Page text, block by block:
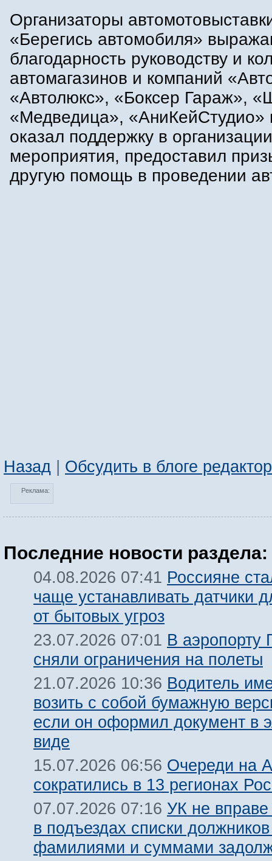
Организаторы
«Берегись автомобиля»
благодарность руководству и
автомагазинов и компаний
«Автолюкс», «Боксер Гараж»,
«Медведица», «АниКейСтудио»
оказал поддержку в организации
мероприятия, предоставил
другую помощь в проведении
Назад | Обсудить в блоге
Реклама:
Последние новости раздела:
04.08.2026 07:41 Россияне
чаще устанавливать датчики
от бытовых угроз
23.07.2026 07:01 В аэропорту
сняли ограничения на полеты
21.07.2026 10:36 Водитель
возить с собой бумажную
если он оформил документ в
виде
15.07.2026 06:56 Очереди на
сократились в 13 регионах
07.07.2026 07:16 УК не
в подъездах списки
фамилиями и суммами